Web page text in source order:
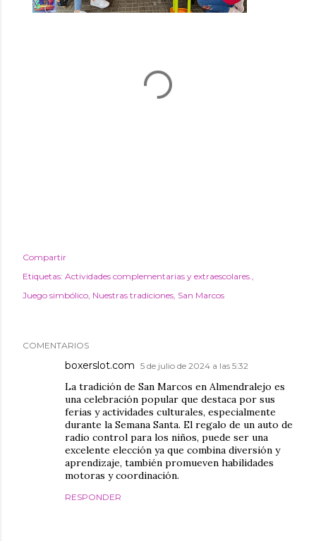
Compartir
Etiquetas: Actividades complementarias y extraescolares.
Juego simbólico Nuestras tradiciones San Marcos
COMENTARIOS
boxerslot.com 5 de julio de 2024 a las 5:32
La tradición de San Marcos en Almendralejo es
una celebración popular que destaca por sus
ferias y actividades culturales, especialmente
durante la Semana Santa. El regalo de un auto de
radio control para los niños, puede ser una
excelente elección ya que combina diversión y
aprendizaje, también promueven habilidades
motoras y coordinación.
RESPONDER